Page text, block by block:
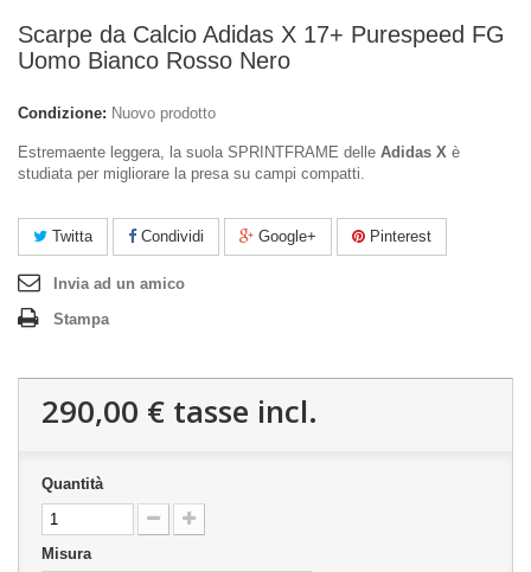
Scarpe da Calcio Adidas X 17+ Purespeed FG
Uomo Bianco Rosso Nero
Condizione: Nuovo prodotto
Estremaente leggera, la suola SPRINTFRAME delle Adidas X è
studiata per migliorare la presa su campi compatti.
Twitta Condividi Google+ Pinterest
Invia ad un amico
Stampa
290,00 € tasse incl.
Quantità
Misura